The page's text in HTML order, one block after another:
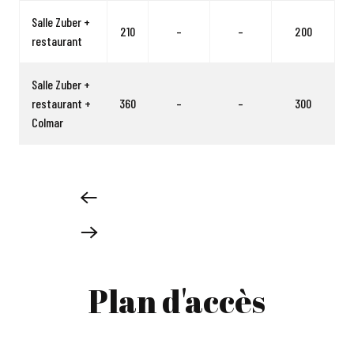
Salle Zuber +
restaurant
210 – – 200
Salle Zuber +
restaurant +
Colmar
360 – – 300
Plan d'accès